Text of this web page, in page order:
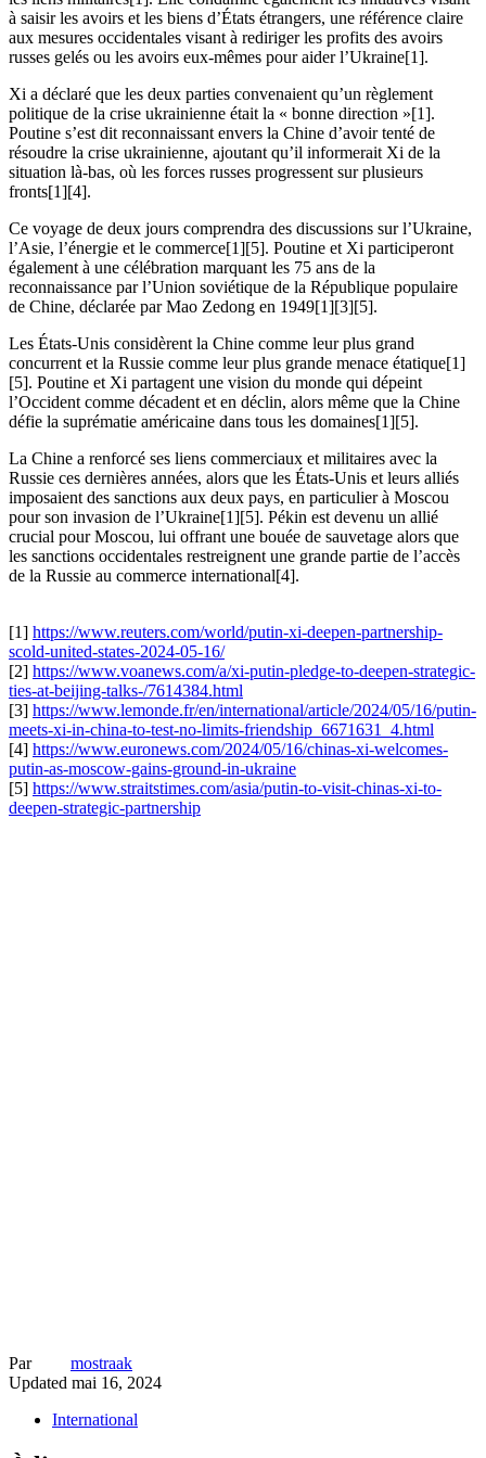
à saisir les avoirs et les biens d’États étrangers, une référence claire
aux mesures occidentales visant à rediriger les profits des avoirs
russes gelés ou les avoirs eux-mêmes pour aider l’Ukraine[1].
Xi a déclaré que les deux parties convenaient qu’un règlement
politique de la crise ukrainienne était la « bonne direction »[1].
Poutine s’est dit reconnaissant envers la Chine d’avoir tenté de
résoudre la crise ukrainienne, ajoutant qu’il informerait Xi de la
situation là-bas, où les forces russes progressent sur plusieurs
fronts[1][4].
Ce voyage de deux jours comprendra des discussions sur l’Ukraine,
l’Asie, l’énergie et le commerce[1][5]. Poutine et Xi participeront
également à une célébration marquant les 75 ans de la
reconnaissance par l’Union soviétique de la République populaire
de Chine, déclarée par Mao Zedong en 1949[1][3][5].
Les États-Unis considèrent la Chine comme leur plus grand
concurrent et la Russie comme leur plus grande menace étatique[1]
[5]. Poutine et Xi partagent une vision du monde qui dépeint
l’Occident comme décadent et en déclin, alors même que la Chine
défie la suprématie américaine dans tous les domaines[1][5].
La Chine a renforcé ses liens commerciaux et militaires avec la
Russie ces dernières années, alors que les États-Unis et leurs alliés
imposaient des sanctions aux deux pays, en particulier à Moscou
pour son invasion de l’Ukraine[1][5]. Pékin est devenu un allié
crucial pour Moscou, lui offrant une bouée de sauvetage alors que
les sanctions occidentales restreignent une grande partie de l’accès
de la Russie au commerce international[4].
[1] https://www.reuters.com/world/putin-xi-deepen-partnership-
scold-united-states-2024-05-16/
[2] https://www.voanews.com/a/xi-putin-pledge-to-deepen-strategic-
ties-at-beijing-talks-/7614384.html
[3] https://www.lemonde.fr/en/international/article/2024/05/16/putin-
meets-xi-in-china-to-test-no-limits-friendship_6671631_4.html
[4] https://www.euronews.com/2024/05/16/chinas-xi-welcomes-
putin-as-moscow-gains-ground-in-ukraine
[5] https://www.straitstimes.com/asia/putin-to-visit-chinas-xi-to-
deepen-strategic-partnership
Par
mostraak
Updated mai 16, 2024
International